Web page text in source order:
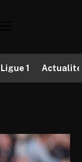
Ligue 1